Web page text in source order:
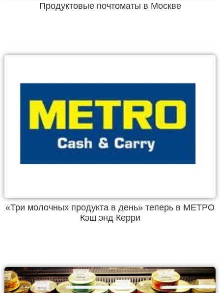
Продуктовые почтоматы в Москве
«Три молочных продукта в день» теперь в МЕТРО
Кэш энд Керри